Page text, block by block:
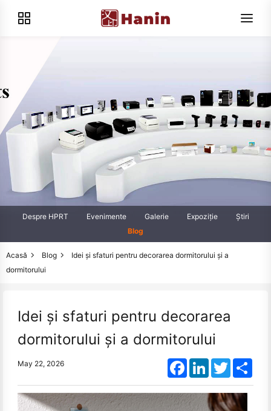
Despre HPRT Evenimente Galerie Expoziţie
Știri
Blog
Acasă Blog
Idei și sfaturi pentru decorarea dormitorului și a
dormitorului
Idei și sfaturi pentru decorarea
dormitorului și a dormitorului
May 22, 2026 FacebookLinkedInTwitter